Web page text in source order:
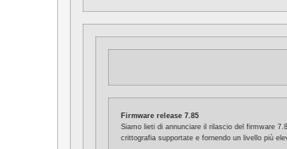
Firmware release 7.85
Siamo lieti di annunciare il rilascio del firmware
crittografia supportate e fornendo un livello più